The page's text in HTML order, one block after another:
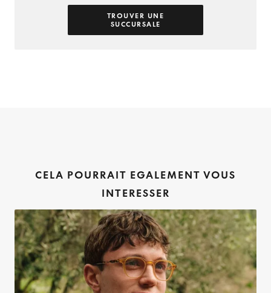
TROUVER UNE
SUCCURSALE
CELA POURRAIT EGALEMENT VOUS
INTERESSER